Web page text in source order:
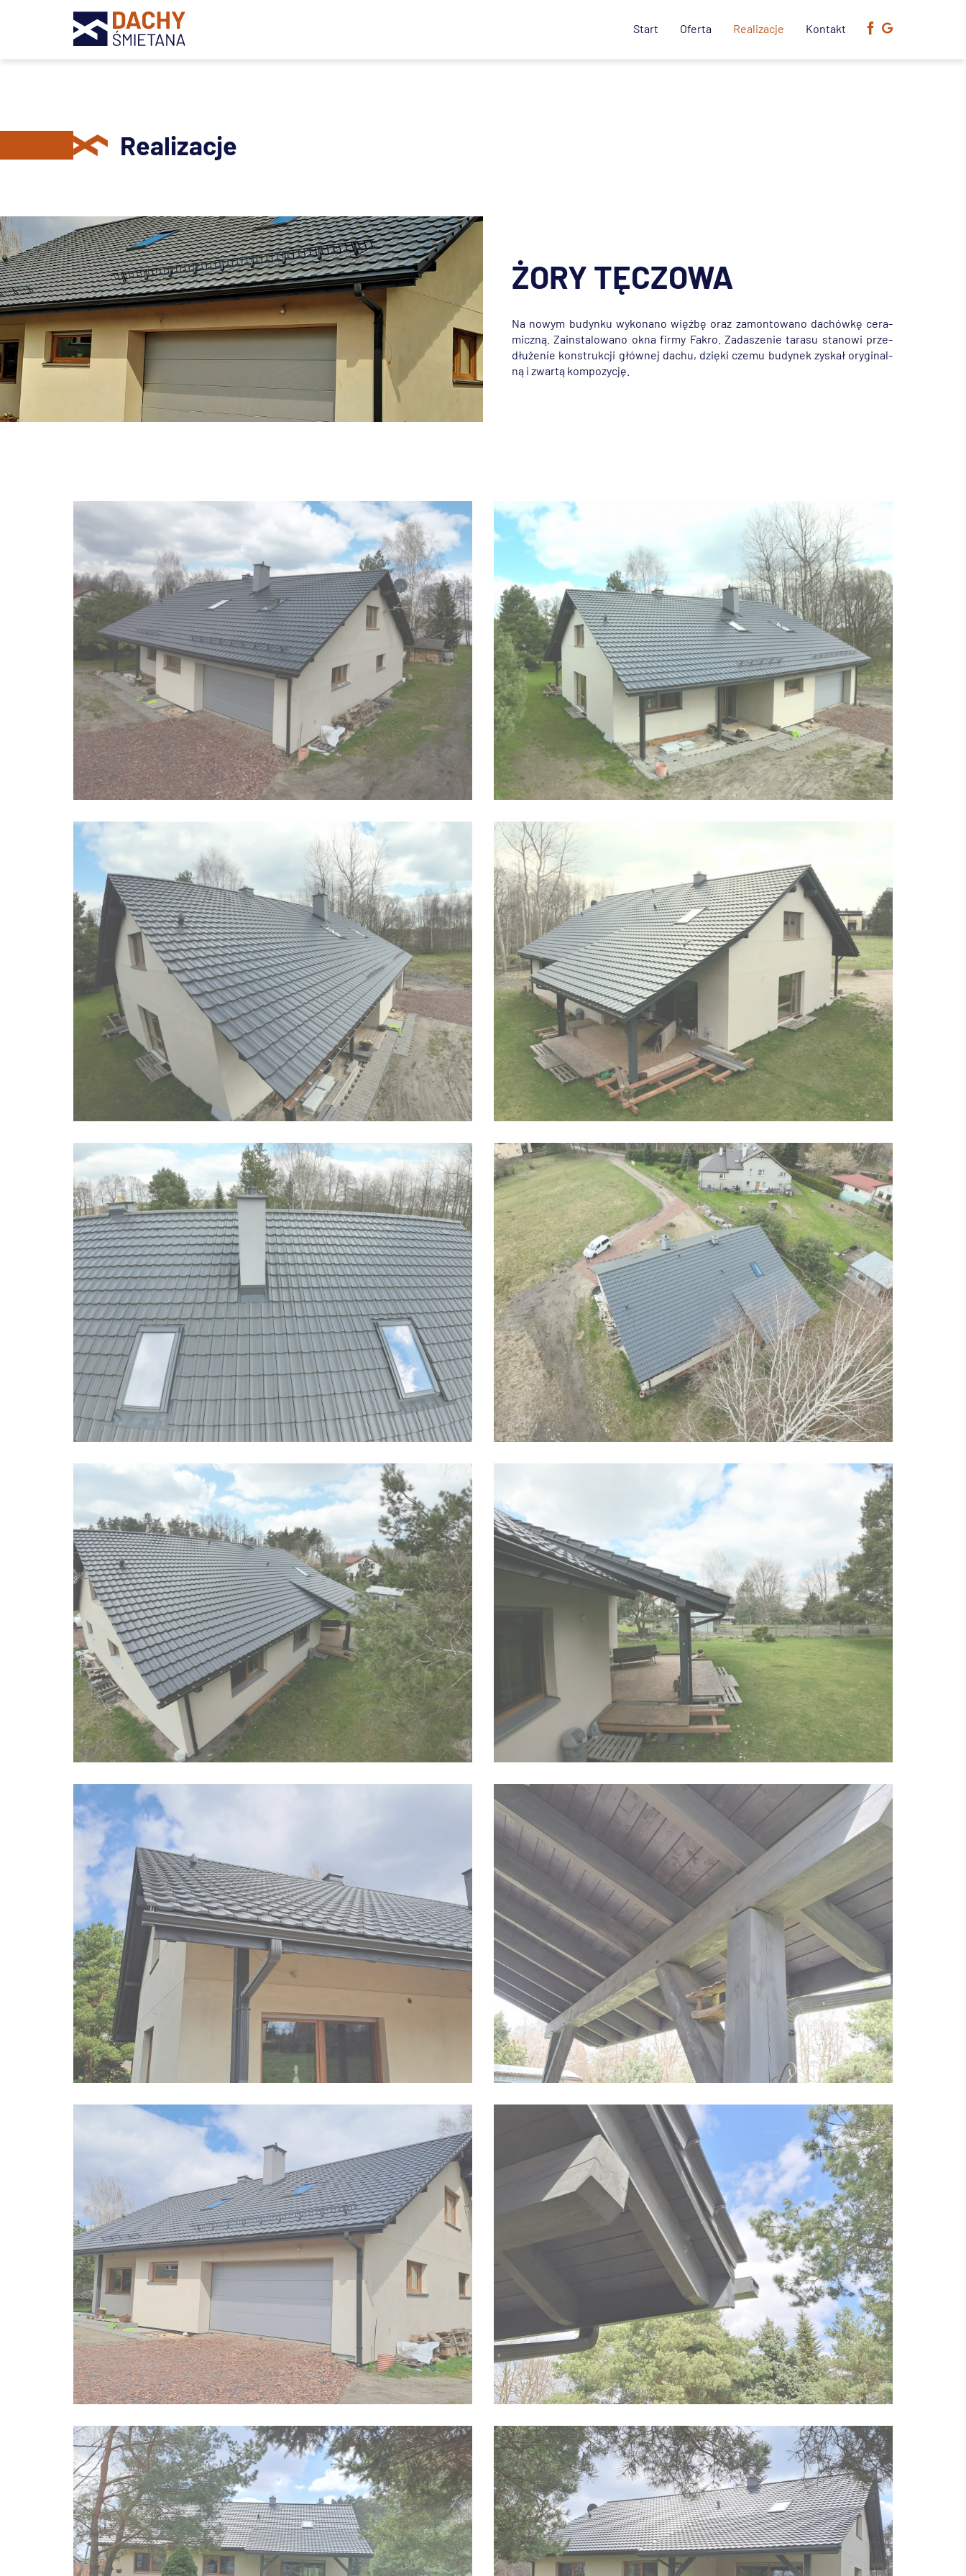
Start Oferta Realizacje Kontakt
Realizacje
ŻORY TĘCZOWA
Na nowym bu­dyn­ku wy­ko­na­no więź­bę oraz za­mon­to­wa­no da­chów­kę ce­ra­
micz­ną. Za­in­sta­lo­wa­no okna firmy Fakro. Za­da­sze­nie ta­ra­su sta­no­wi prze­
dłu­że­nie kon­struk­cji głów­nej dachu, dzię­ki czemu bu­dy­nek zy­skał ory­gi­nal­
ną i zwar­tą kom­po­zy­cję.